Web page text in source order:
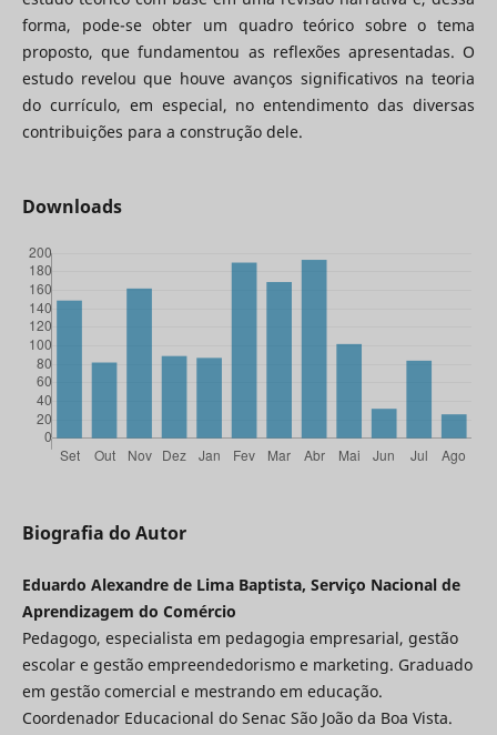
forma, pode-se obter um quadro teórico sobre o tema
proposto, que fundamentou as reflexões apresentadas. O
estudo revelou que houve avanços significativos na teoria
do currículo, em especial, no entendimento das diversas
contribuições para a construção dele.
Downloads
Biografia do Autor
Eduardo Alexandre de Lima Baptista, Serviço Nacional de
Aprendizagem do Comércio
Pedagogo, especialista em pedagogia empresarial, gestão
escolar e gestão empreendedorismo e marketing. Graduado
em gestão comercial e mestrando em educação.
Coordenador Educacional do Senac São João da Boa Vista.